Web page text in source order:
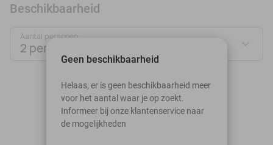
Beschikbaarheid
Aantal personen:
2 personen
augustus 2026
Ma
Di Wo Do Vr
Geen beschikbaarheid
Helaas, er is geen beschikbaarheid meer
voor het aantal waar je op zoekt.
Informeer bij onze klantenservice naar
de mogelijkheden